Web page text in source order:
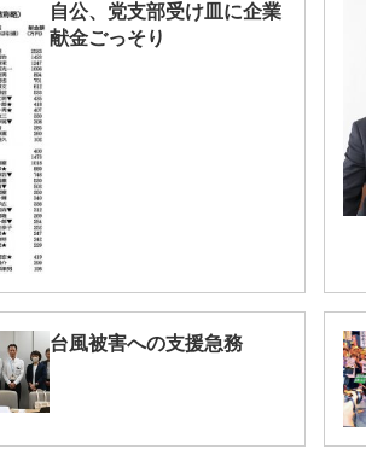
自公、党支部受け皿に企業
献金ごっそり
台風被害への支援急務